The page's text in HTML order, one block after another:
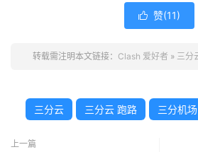
 赞(11)
转载需注明本文链接： Clash 爱好者 » 三分
三分云 三分云 跑路 三分机场
上一篇